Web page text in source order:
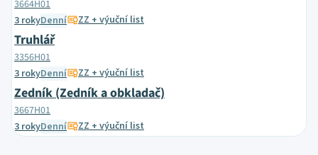
3664H01
3 rokyDenní ZZ + výuční list
Truhlář
3356H01
3 rokyDenní ZZ + výuční list
Zedník (Zedník a obkladač)
3667H01
3 rokyDenní ZZ + výuční list